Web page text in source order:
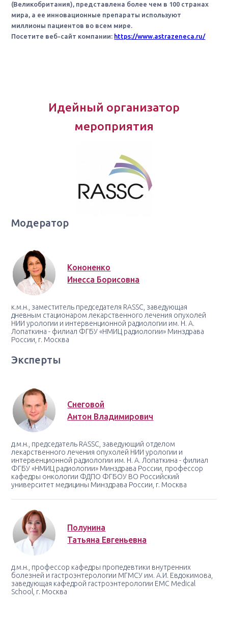
(Великобритания), представлена более чем в 100 странах
мира, а ее инновационные препараты используют
миллионы пациентов во всем мире.
Посетите веб-сайт компании: https://www.astrazeneca.ru/
Идейный организатор
мероприятия
Модератор
Кононенко
Инесса Борисовна
к.м.н., заместитель председателя RASSC, заведующая
дневным стационаром лекарственного лечения опухолей
НИИ урологии и интервенционной радиологии им. Н. А.
Лопаткина - филиал ФГБУ «НМИЦ радиологии» Минздрава
России, г. Москва
Эксперты
Снеговой
Антон Владимирович
д.м.н., председатель RASSC, заведующий отделом
лекарственного лечения опухолей НИИ урологии и
интервенционной радиологии им. Н. А. Лопаткина - филиал
ФГБУ «НМИЦ радиологии» Минздрава России, профессор
кафедры онкологии ФДПО ФГБOУ ВО Российский
университет медицины Минздрава России, г. Москва
Полунина
Татьяна Евгеньевна
д.м.н., профессор кафедры пропедевтики внутренних
болезней и гастроэнтерологии МГМСУ им. А.И. Евдокимова,
заведующая кафедрой гастроэнтерологии EMC Medical
School, г. Москва